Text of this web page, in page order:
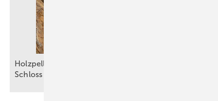
Holzpellets sichern die Grundlast im Kloster und
Schloss